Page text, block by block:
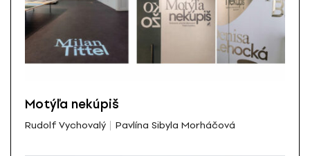
Motýľa nekúpiš
Rudolf Vychovalý Pavlína Sibyla Morháčová